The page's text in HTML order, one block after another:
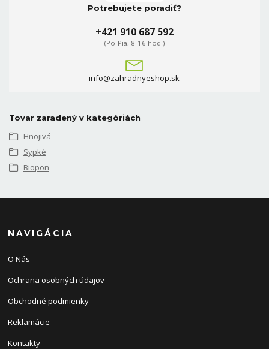
Potrebujete poradiť?
+421 910 687 592
(Po-Pia, 8-16 hod.)
info@zahradnyeshop.sk
Tovar zaradený v kategóriách
Hnojivá
Sypké
Biopon
NAVIGÁCIA
O Nás
Ochrana osobných údajov
Obchodné podmienky
Reklamácie
Kontakty